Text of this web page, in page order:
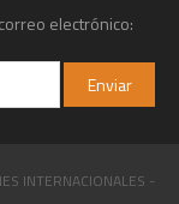
electrónico:
INTERNACIONALES -